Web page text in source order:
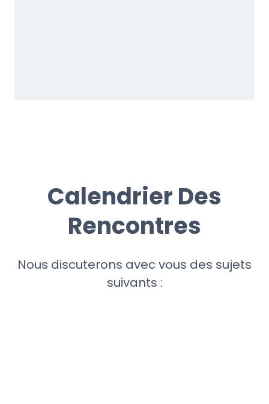
Calendrier Des
Rencontres
Nous discuterons avec vous des sujets
suivants :